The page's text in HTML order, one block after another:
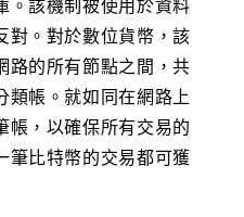
。該機制被使用於資料
對。對於數位貨幣，該
路的所有節點之間，共
類帳。就如同在網路上
帳，以確保所有交易的
筆比特幣的交易都可獲